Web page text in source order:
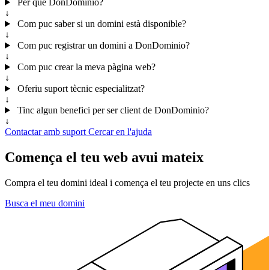
Per què DonDominio?
↓
Com puc saber si un domini està disponible?
↓
Com puc registrar un domini a DonDominio?
↓
Com puc crear la meva pàgina web?
↓
Oferiu suport tècnic especialitzat?
↓
Tinc algun benefici per ser client de DonDominio?
↓
Contactar amb suport Cercar en l'ajuda
Comença el teu web avui mateix
Compra el teu domini ideal i comença el teu projecte en uns clics
Busca el meu domini